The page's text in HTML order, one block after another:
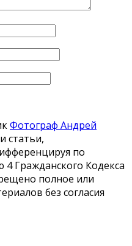
Фотограф Андрей
статьи,
по
Гражданского Кодекса
полное или
без согласия